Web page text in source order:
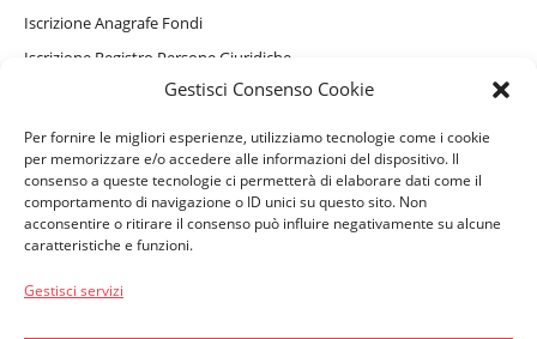
Gestisci Consenso Cookie
Per fornire le migliori esperienze, utilizziamo tecnologie come i cookie
per memorizzare e/o accedere alle informazioni del dispositivo. Il
consenso a queste tecnologie ci permetterà di elaborare dati come il
comportamento di navigazione o ID unici su questo sito. Non
acconsentire o ritirare il consenso può influire negativamente su alcune
caratteristiche e funzioni.
Gestisci servizi
Iscrizione Anagrafe Fondi
Iscrizione Registro Persone Giuridiche
Informativa Privacy Sito Internet, Cookie e assistente virtuale
Informativa Privacy Beneficiari
PERSONE ASSISTITE
Convenzionamenti e Servizi Complementari